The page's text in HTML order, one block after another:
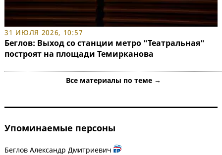
31 ИЮЛЯ 2026, 10:57
Беглов: Выход со станции метро "Театральная"
построят на площади Темирканова
Все материалы по теме →
Упоминаемые персоны
Беглов Александр Дмитриевич